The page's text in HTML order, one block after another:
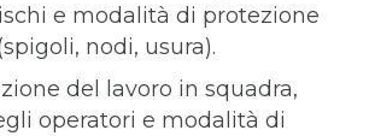
e modalità di protezione
nodi, usura).
del lavoro in squadra,
operatori e modalità di